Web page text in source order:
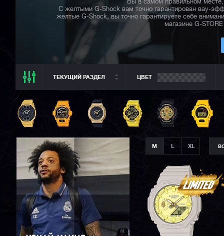
Вы в самом правильном
С желтыми G-Shock вам точно гарантирован вау-
желтые G-Shock, вы точно гарантируете себе
магазине G-
ТЕКУЩИЙ РАЗДЕЛ
ВСЕ CASIO
CASIO G-SHOCK
CASIO BABY-G
CASIO PRO TREK
CASIO EDIFICE
CITIZEN
SEIKO
ORIENT
ЦВЕТ
M XL